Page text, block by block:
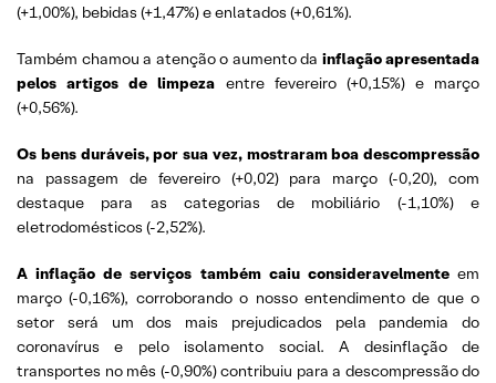
(+1,00%), bebidas (+1,47%) e enlatados (+0,61%).
Também chamou a atenção o aumento da inflação apresentada
pelos artigos de limpeza entre fevereiro (+0,15%) e março
(+0,56%).
Os bens duráveis, por sua vez, mostraram boa descompressão
na passagem de fevereiro (+0,02) para março (-0,20), com
destaque para as categorias de mobiliário (-1,10%) e
eletrodomésticos (-2,52%).
A inflação de serviços também caiu consideravelmenteem
março (-0,16%), corroborando o nosso entendimento de que o
setor será um dos mais prejudicados pela pandemia do
coronavírus e pelo isolamento social. A desinflação de
transportes no mês (-0,90%) contribuiu para a descompressão do